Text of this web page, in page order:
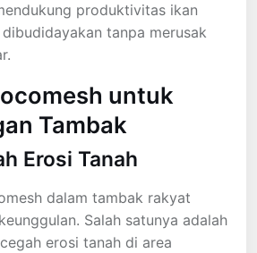
produktivitas ikan
tanpa merusak
untuk
Tambak
Erosi Tanah
dalam tambak rakyat
Salah satunya adalah
erosi tanah di area